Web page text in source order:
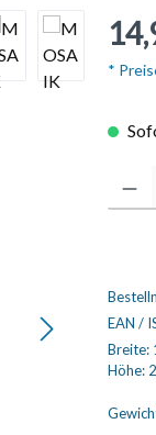
*
EAN /
Breite:
Höhe: